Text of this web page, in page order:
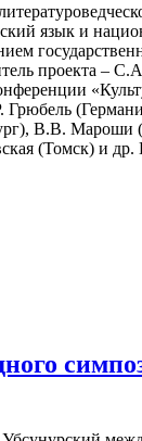
язык и
проекта –
Грюбель
В.В.
(Томск) и др.